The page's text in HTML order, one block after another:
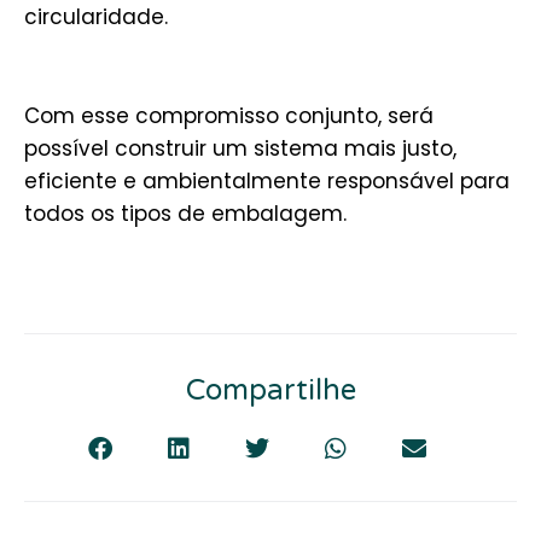
circularidade.
Com esse compromisso conjunto, será
possível construir um sistema mais justo,
eficiente e ambientalmente responsável para
todos os tipos de embalagem.
Compartilhe